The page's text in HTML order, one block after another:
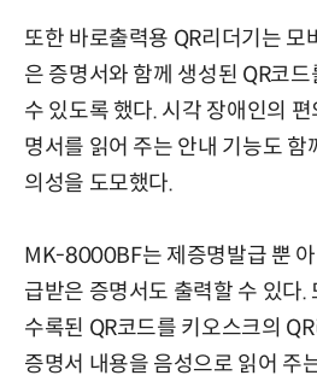
또한 바로출력용 QR리더기는 모
은 증명서와 함께 생성된 QR코
수 있도록 했다. 시각 장애인의
명서를 읽어 주는 안내 기능도 함
의성을 도모했다.
MK-8000BF는 제증명발급 뿐
급받은 증명서도 출력할 수 있다.
수록된 QR코드를 키오스크의
증명서 내용을 음성으로 읽어 주